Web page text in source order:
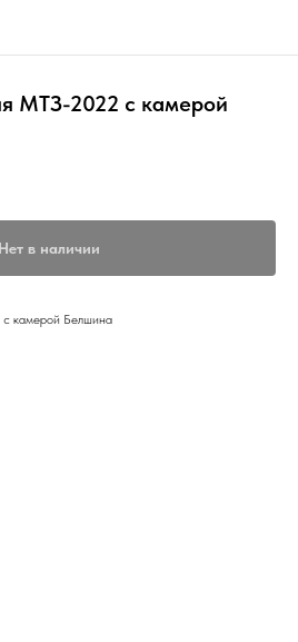
МТЗ-2022 с камерой
Нет в наличии
камерой Белшина